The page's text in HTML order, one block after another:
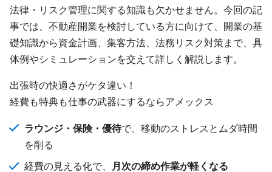
法律・リスク管理に関する知識も欠かせません。今回の記
事では、不動産開業を検討している方に向けて、開業の基
礎知識から資金計画、集客方法、法務リスク対策まで、具
体例やシミュレーションを交えて詳しく解説します。
出張時の快適さがケタ違い！
経費も特典も仕事の武器にするならアメックス
ラウンジ・保険・優待で、移動のストレスとムダ時間
を削る
経費の見える化で、
月次の締め作業が軽くなる